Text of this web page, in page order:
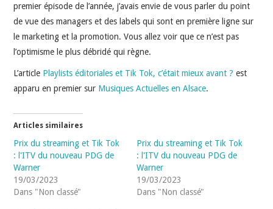
premier épisode de l’année, j’avais envie de vous parler du point
de vue des managers et des labels qui sont en première ligne sur
le marketing et la promotion. Vous allez voir que ce n’est pas
l’optimisme le plus débridé qui règne.
L’article Playlists éditoriales et Tik Tok, c’était mieux avant ? est
apparu en premier sur Musiques Actuelles en Alsace.
Articles similaires
Prix du streaming et Tik Tok
: l'ITV du nouveau PDG de
Warner
19/03/2023
Dans "Non classé"
Prix du streaming et Tik Tok
: l'ITV du nouveau PDG de
Warner
19/03/2023
Dans "Non classé"